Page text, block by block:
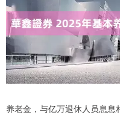
养老金，与亿万退休人员息息